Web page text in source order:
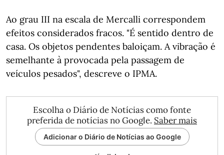
Ao grau III na escala de Mercalli correspondem
efeitos considerados fracos. "É sentido dentro de
casa. Os objetos pendentes baloiçam. A vibração é
semelhante à provocada pela passagem de
veículos pesados", descreve o IPMA.
Escolha o Diário de Notícias como fonte
preferida de notícias no Google. Saber mais
Adicionar o Diário de Notícias ao Google